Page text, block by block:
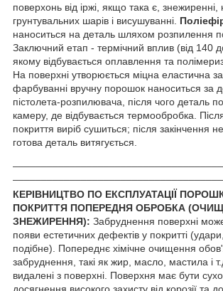
поверхонь від іржі, якщо така є, знежиренні,
грунтувальних шарів і висушуванні.
наноситься на деталь шляхом розпилення
Заключний етап - термічний вплив (від 140
якому відбувається оплавлення та
На поверхні утворюється міцна еластична
фарбуванні вручну порошок наноситься за
пістолета-розпилювача, після чого деталь
камеру, де відбувається термообробка.
покриття виріб сушиться; після закінчення
готова деталь витягується.
КЕРІВНИЦТВО ПО ЕКСПЛУАТАЦІЇ
ПОКРИТТЯ ПОПЕРЕДНЯ ОБРОБКА
ЗНЕЖИРЕННЯ): Забруднення поверхні
появи естетичних дефектів у покритті
подібне). Попереднє хімічне очищення
забруднення, такі як жир, масло, мастила і
видалені з поверхні. Поверхня має бути
досягнення високого захисту від корозії та